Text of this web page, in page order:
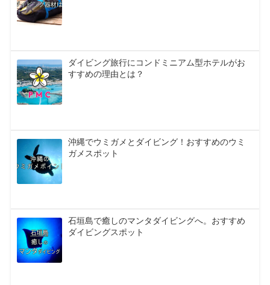
ダイビング旅行にコンドミニアム型ホテルがお
すすめの理由とは？
沖縄でウミガメとダイビング！おすすめのウミ
ガメスポット
石垣島で癒しのマンタダイビングへ。おすすめ
ダイビングスポット